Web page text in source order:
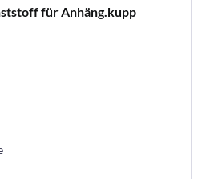
für Anhäng.kupp